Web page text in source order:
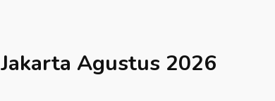
Jakarta Agustus 2026